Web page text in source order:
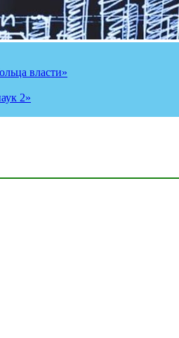
власти»
2»